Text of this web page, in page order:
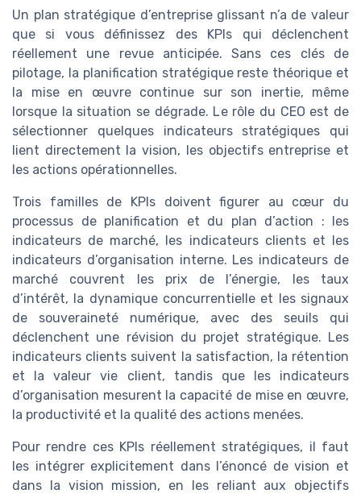
Un plan stratégique d’entreprise glissant n’a de valeur
que si vous définissez des KPIs qui déclenchent
réellement une revue anticipée. Sans ces clés de
pilotage, la planification stratégique reste théorique et
la mise en œuvre continue sur son inertie, même
lorsque la situation se dégrade. Le rôle du CEO est de
sélectionner quelques indicateurs stratégiques qui
lient directement la vision, les objectifs entreprise et
les actions opérationnelles.
Trois familles de KPIs doivent figurer au cœur du
processus de planification et du plan d’action : les
indicateurs de marché, les indicateurs clients et les
indicateurs d’organisation interne. Les indicateurs de
marché couvrent les prix de l’énergie, les taux
d’intérêt, la dynamique concurrentielle et les signaux
de souveraineté numérique, avec des seuils qui
déclenchent une révision du projet stratégique. Les
indicateurs clients suivent la satisfaction, la rétention
et la valeur vie client, tandis que les indicateurs
d’organisation mesurent la capacité de mise en œuvre,
la productivité et la qualité des actions menées.
Pour rendre ces KPIs réellement stratégiques, il faut
les intégrer explicitement dans l’énoncé de vision et
dans la vision mission, en les reliant aux objectifs